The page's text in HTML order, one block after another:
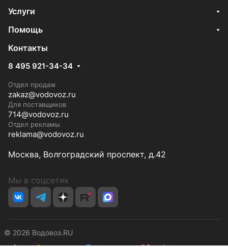
Услуги
Помощь
Контакты
8 495 921-34-34
Отдел продаж
zakaz@vodovoz.ru
Для поставщиков
714@vodovoz.ru
Отдел рекламы
reklama@vodovoz.ru
Москва, Волгоградский проспект, д.42
Мы в соцсетях
© 2026 Водовоз.RU